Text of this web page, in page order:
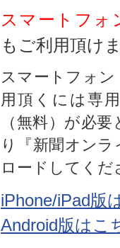
スマートフォ
もご利用頂け
スマートフォ
用頂くには専
（無料）が必
り『新聞オン
ロードしてくだ
iPhone/iPad版
Android版はこ